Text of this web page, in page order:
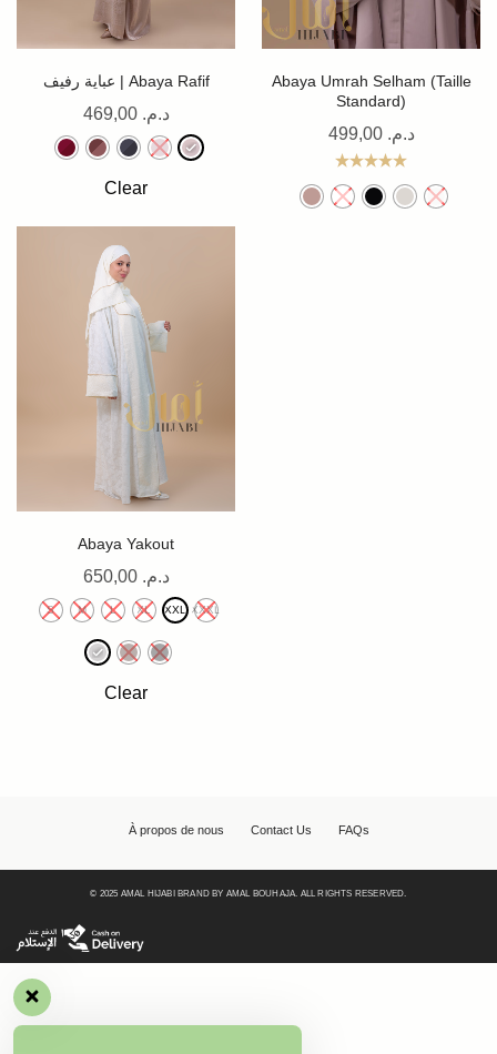
عباية رفيف | Abaya Rafif
د.م. 469,00
Clear
Abaya Umrah Selham (Taille
Standard)
د.م. 499,00
Note5.00
sur 5
Abaya Yakout
د.م. 650,00
S M L XL XXL XXXL
Clear
À propos de nous Contact Us FAQs
© 2025 AMAL HIJABI BRAND BY AMAL BOUHAJA. ALL RIGHTS RESERVED.